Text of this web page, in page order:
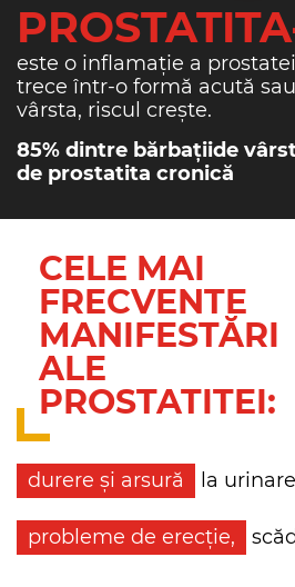
este o inflamație a
trece într-o formă acută
vârsta, riscul crește.
85% dintre bărbațiide
de prostatita cronică
CELE MAI
FRECVENTE
MANIFESTĂRI
ALE
PROSTATITEI:
durere și arsură la urinare
probleme de erecție,